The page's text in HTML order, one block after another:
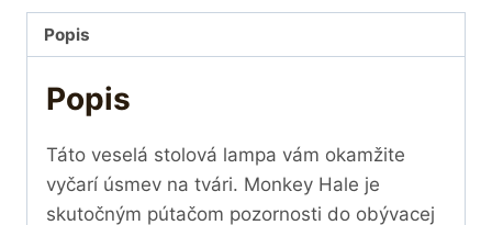
Popis
Popis
Táto veselá stolová lampa vám okamžite
vyčarí úsmev na tvári. Monkey Hale je
skutočným pútačom pozornosti do obývacej